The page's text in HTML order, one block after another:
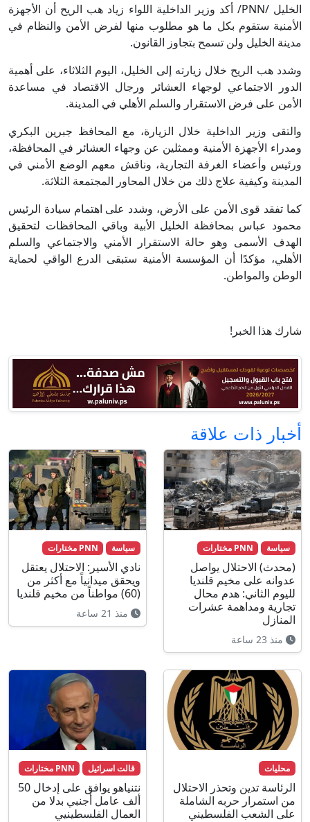
الخليل /PNN/ أكد وزير الداخلية اللواء زياد هب الريح أن الأجهزة
الأمنية ستقوم بكل ما هو مطلوب منها لفرض الأمن والنظام في
مدينة الخليل ولن تسمح بتجاوز القانون.
وشدد هب الريح خلال زيارته إلى الخليل، اليوم الثلاثاء، على أهمية
الدور الاجتماعي لوجهاء العشائر ورجال الاقتصاد في مساعدة
الأمن على فرض الاستقرار والسلم الأهلي في المدينة.
والتقى وزير الداخلية خلال الزيارة، مع المحافظ جبرين البكري
ومدراء الأجهزة الأمنية وممثلين عن وجهاء العشائر في المحافظة،
ورئيس وأعضاء الغرفة التجارية، وناقش معهم الوضع الأمني في
المدينة وكيفية علاج ذلك من خلال المحاور المجتمعة الثلاثة.
كما تفقد قوى الأمن على الأرض، وشدد على اهتمام سيادة الرئيس
محمود عباس بمحافظة الخليل الأبية وباقي المحافظات لتحقيق
الهدف الأسمى وهو حالة الاستقرار الأمني والاجتماعي والسلم
الأهلي، مؤكدًا أن المؤسسة الأمنية ستبقى الدرع الواقي لحماية
الوطن والمواطن.
شارك هذا الخبر!
أخبار ذات علاقة
سياسة PNN مختارات
(محدث) الاحتلال يواصل
عدوانه على مخيم قلنديا
لليوم الثاني: هدم محال
تجارية ومداهمة عشرات
المنازل
منذ 23 ساعة
سياسة PNN مختارات
نادي الأسير: الاحتلال يعتقل
ويحقق ميدانياً مع أكثر من
(60) مواطناً من مخيم قلنديا
منذ 21 ساعة
محليات
الرئاسة تدين وتحذر الاحتلال
من استمرار حربه الشاملة
على الشعب الفلسطيني
قالت اسرائيل PNN مختارات
نتنياهو يوافق على إدخال 50
ألف عامل أجنبي بدلا من
العمال الفلسطينيي